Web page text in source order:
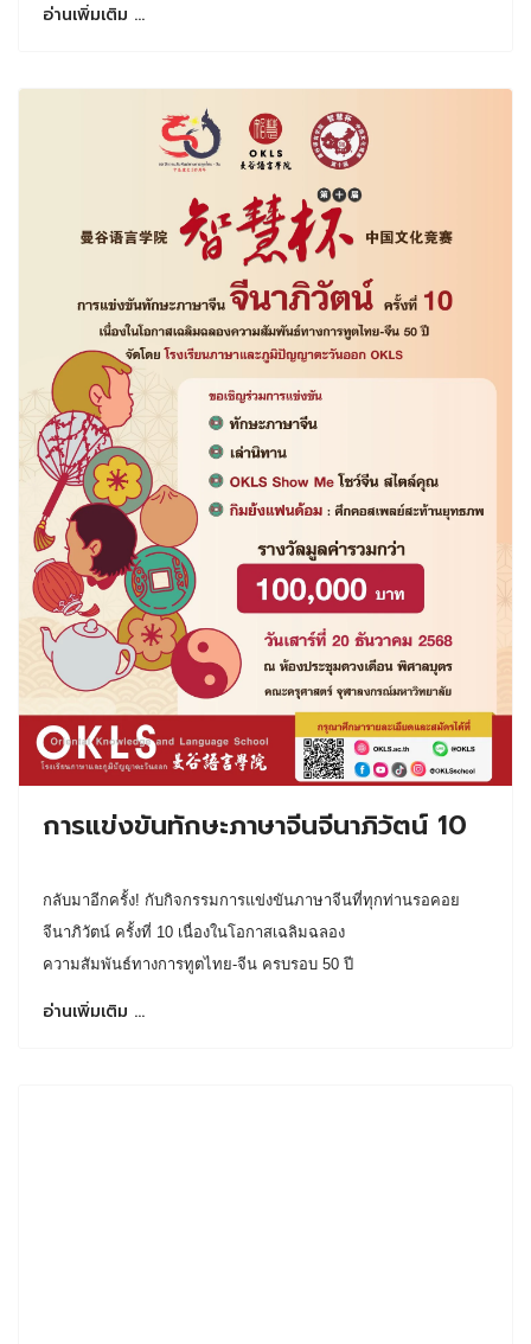
อ่านเพิ่มเติม …
การแข่งขันทักษะภาษาจีนจีนาภิวัตน์ 10
กลับมาอีกครั้ง! กับกิจกรรมการแข่งขันภาษาจีนที่ทุกท่านรอคอย
จีนาภิวัตน์ ครั้งที่ 10 เนื่องในโอกาสเฉลิมฉลอง
ความสัมพันธ์ทางการทูตไทย-จีน ครบรอบ 50 ปี
อ่านเพิ่มเติม …